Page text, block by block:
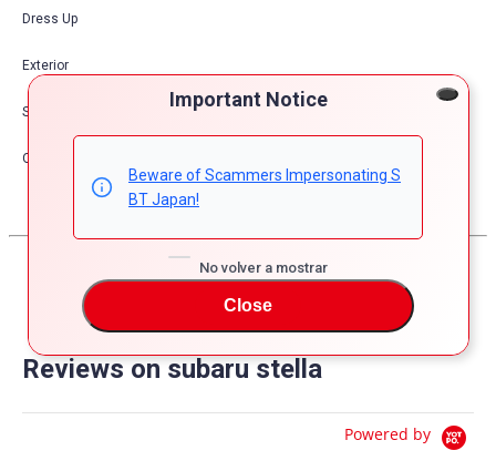
Important Notice
Beware of Scammers Impersonating S
BT Japan!
No volver a mostrar
Close
Dress Up
Exterior
Safety
Other
Reviews on subaru stella
Powered by